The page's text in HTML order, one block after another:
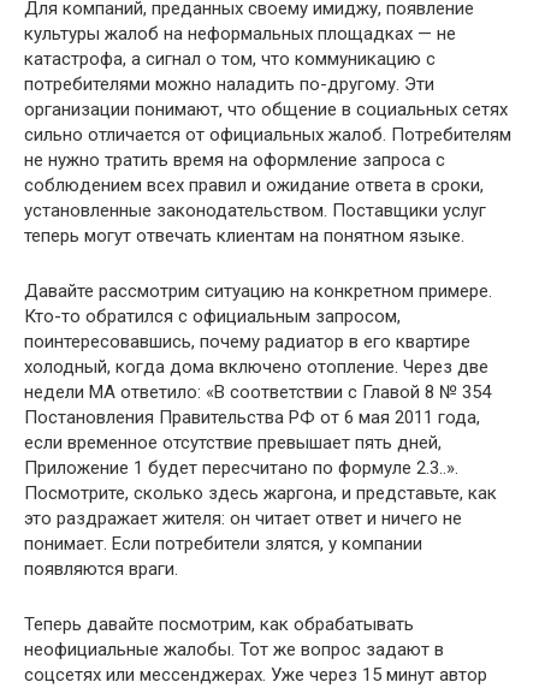
Для компаний, преданных своему имиджу, появление
культуры жалоб на неформальных площадках — не
катастрофа, а сигнал о том, что коммуникацию с
потребителями можно наладить по-другому. Эти
организации понимают, что общение в социальных сетях
сильно отличается от официальных жалоб. Потребителям
не нужно тратить время на оформление запроса с
соблюдением всех правил и ожидание ответа в сроки,
установленные законодательством. Поставщики услуг
теперь могут отвечать клиентам на понятном языке.
Давайте рассмотрим ситуацию на конкретном примере.
Кто-то обратился с официальным запросом,
поинтересовавшись, почему радиатор в его квартире
холодный, когда дома включено отопление. Через две
недели МА ответило: «В соответствии с Главой 8 № 354
Постановления Правительства РФ от 6 мая 2011 года,
если временное отсутствие превышает пять дней,
Приложение 1 будет пересчитано по формуле 2.3..».
Посмотрите, сколько здесь жаргона, и представьте, как
это раздражает жителя: он читает ответ и ничего не
понимает. Если потребители злятся, у компании
появляются враги.
Теперь давайте посмотрим, как обрабатывать
неофициальные жалобы. Тот же вопрос задают в
соцсетях или мессенджерах. Уже через 15 минут автор